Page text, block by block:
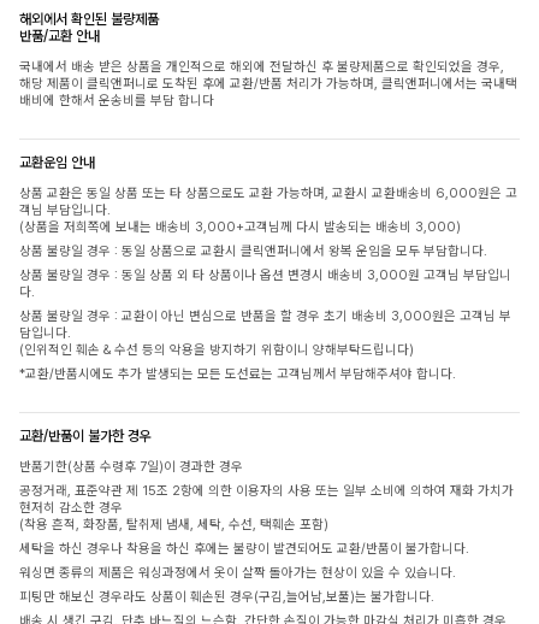
해외에서 확인된 불량제품
반품/교환 안내
국내에서 배송 받은 상품을 개인적으로 해외에 전달하신 후 불량제품으로 확인되었을 경우,
해당 제품이 클릭앤퍼니로 도착된 후에 교환/반품 처리가 가능하며, 클릭앤퍼니에서는 국내택
배비에 한해서 운송비를 부담 합니다
교환운임 안내
상품 교환은 동일 상품 또는 타 상품으로도 교환 가능하며, 교환시 교환배송비 6,000원은 고
객님 부담입니다.
(상품을 저희쪽에 보내는 배송비 3,000+고객님께 다시 발송되는 배송비 3,000)
상품 불량일 경우 : 동일 상품으로 교환시 클릭앤퍼니에서 왕복 운임을 모두 부담합니다.
상품 불량일 경우 : 동일 상품 외 타 상품이나 옵션 변경시 배송비 3,000원 고객님 부담입니
다.
상품 불량일 경우 : 교환이 아닌 변심으로 반품을 할 경우 초기 배송비 3,000원은 고객님 부
담입니다.
(인위적인 훼손 & 수선 등의 악용을 방지하기 위함이니 양해부탁드립니다)
*교환/반품시에도 추가 발생되는 모든 도선료는 고객님께서 부담해주셔야 합니다.
교환/반품이 불가한 경우
반품기한(상품 수령후 7일)이 경과한 경우
공정거래, 표준약관 제 15조 2항에 의한 이용자의 사용 또는 일부 소비에 의하여 재화 가치가
현저히 감소한 경우
(착용 흔적, 화장품, 탈취제 냄새, 세탁, 수선, 택훼손 포함)
세탁을 하신 경우나 착용을 하신 후에는 불량이 발견되어도 교환/반품이 불가합니다.
워싱면 종류의 제품은 워싱과정에서 옷이 살짝 돌아가는 현상이 있을 수 있습니다.
피팅만 해보신 경우라도 상품이 훼손된 경우(구김,늘어남,보풀)는 불가합니다.